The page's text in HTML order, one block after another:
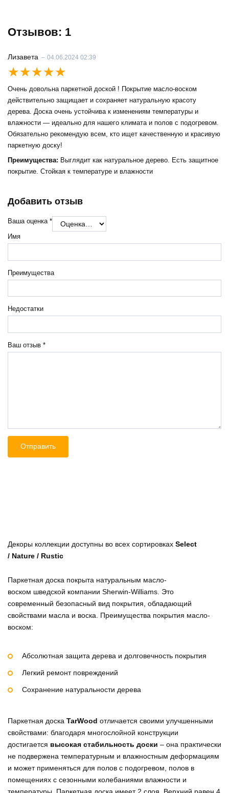
Отзывов: 1
Лизавета – 04.06.2024 02:39
Оценка
Очень довольна паркетной доской ! Покрытие масло-воском
действительно защищает и сохраняет натуральную красоту
дерева. Доска очень устойчива к изменениям температуры и
влажности — идеально для нашего климата и полов с подогревом.
Обязательно рекомендую всем, кто ищет качественную и красивую
паркетную доску!
Преимущества: Выглядит как натуральное дерево. Есть защитное
покрытие. Стойкая к температуре и влажности
Добавить отзыв
Ваша оценка *
Ваш отзыв *
Имя
Преимущества
Недостатки
Декоры коллекции доступны во всех сортировках Select
/ Nature / Rustic
Паркетная доска покрыта натуральным масло-
воском шведской компании Sherwin-Williams. Это
современный безопасный вид покрытия, обладающий
свойствами масла и воска. Преимущества покрытия масло-
воском:
Абсолютная защита дерева и долговечность покрытия
Легкий ремонт повреждений
Сохранение натуральности дерева
Паркетная доска TarWood отличается своими улучшенными
свойствами: благодаря многослойной конструкции
достигается высокая стабильность доски – она практически
не подвержена температурным и влажностным деформациям
и может применяться для полов с подогревом, полов в
помещениях с сезонными колебаниями влажности и
температуры. Паркетная доска имеет 2 слоя. Верхний равен 4